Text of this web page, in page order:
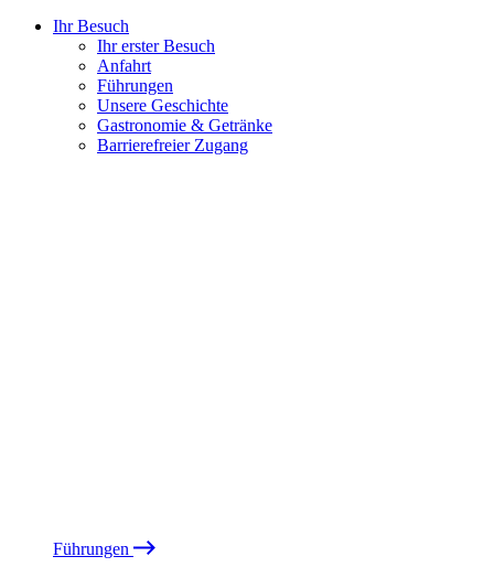
Ihr Besuch
Ihr erster Besuch
Anfahrt
Führungen
Unsere Geschichte
Gastronomie & Getränke
Barrierefreier Zugang
Führungen